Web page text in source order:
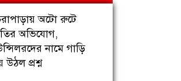
অটো রুটে
অভিযোগ,
নামে গাড়ি
উঠল প্রশ্ন